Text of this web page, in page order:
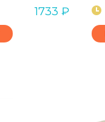
1733 ₽